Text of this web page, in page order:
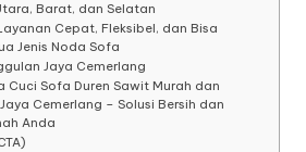
Barat, dan Selatan
Cepat, Fleksibel, dan Bisa
Jenis Noda Sofa
Jaya Cemerlang
Cuci Sofa Duren Sawit Murah dan
Cemerlang – Solusi Bersih dan
Anda